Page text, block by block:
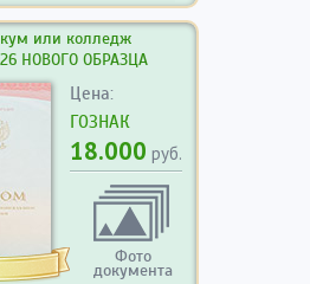
или колледж
НОВОГО ОБРАЗЦА
Цена:
ГОЗНАК
18.000 руб.
Фото
документа